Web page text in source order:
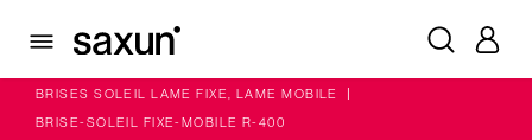
PRODUITS
BRISES SOLEIL LAME FIXE, LAME MOBILE
BRISE-SOLEIL FIXE-MOBILE R-400